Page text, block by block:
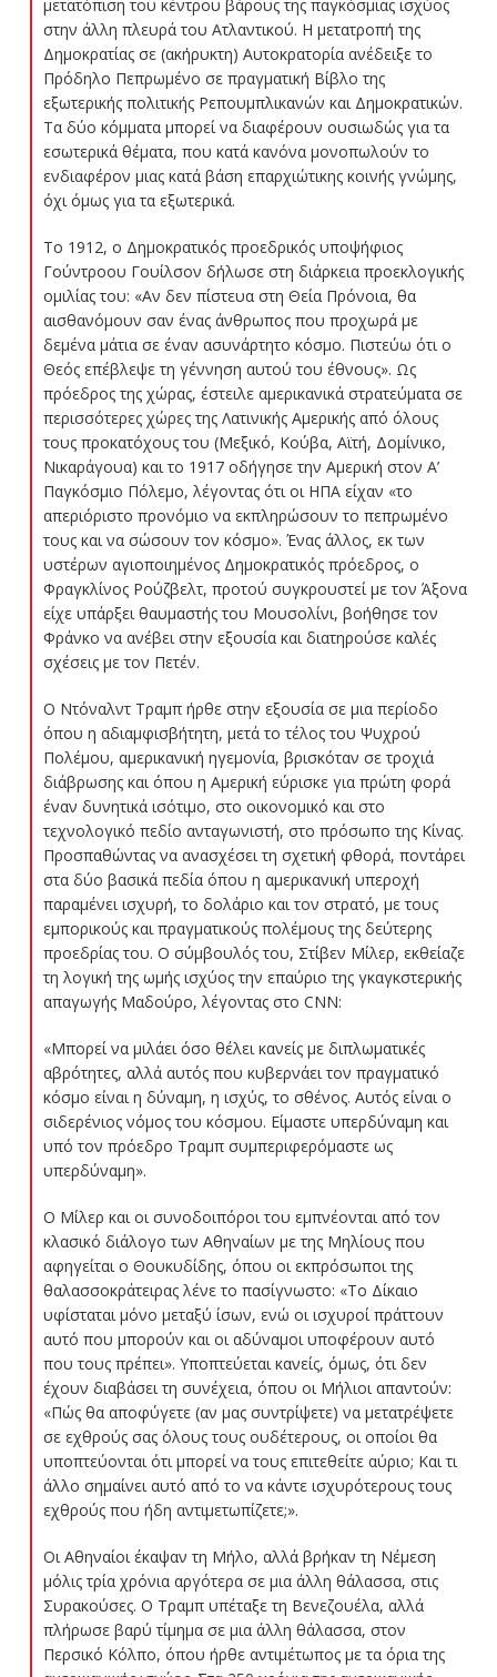
μετατόπιση του κέντρου βάρους της παγκόσμιας ισχύος
στην άλλη πλευρά του Ατλαντικού. Η μετατροπή της
Δημοκρατίας σε (ακήρυκτη) Αυτοκρατορία ανέδειξε το
Πρόδηλο Πεπρωμένο σε πραγματική Βίβλο της
εξωτερικής πολιτικής Ρεπουμπλικανών και Δημοκρατικών.
Τα δύο κόμματα μπορεί να διαφέρουν ουσιωδώς για τα
εσωτερικά θέματα, που κατά κανόνα μονοπωλούν το
ενδιαφέρον μιας κατά βάση επαρχιώτικης κοινής γνώμης,
όχι όμως για τα εξωτερικά.
Το 1912, ο Δημοκρατικός προεδρικός υποψήφιος
Γούντροου Γουίλσον δήλωσε στη διάρκεια προεκλογικής
ομιλίας του: «Αν δεν πίστευα στη Θεία Πρόνοια, θα
αισθανόμουν σαν ένας άνθρωπος που προχωρά με
δεμένα μάτια σε έναν ασυνάρτητο κόσμο. Πιστεύω ότι ο
Θεός επέβλεψε τη γέννηση αυτού του έθνους». Ως
πρόεδρος της χώρας, έστειλε αμερικανικά στρατεύματα σε
περισσότερες χώρες της Λατινικής Αμερικής από όλους
τους προκατόχους του (Μεξικό, Κούβα, Αϊτή, Δομίνικο,
Νικαράγουα) και το 1917 οδήγησε την Αμερική στον Α’
Παγκόσμιο Πόλεμο, λέγοντας ότι οι ΗΠΑ είχαν «το
απεριόριστο προνόμιο να εκπληρώσουν το πεπρωμένο
τους και να σώσουν τον κόσμο». Ένας άλλος, εκ των
υστέρων αγιοποιημένος Δημοκρατικός πρόεδρος, ο
Φραγκλίνος Ρούζβελτ, προτού συγκρουστεί με τον Άξονα
είχε υπάρξει θαυμαστής του Μουσολίνι, βοήθησε τον
Φράνκο να ανέβει στην εξουσία και διατηρούσε καλές
σχέσεις με τον Πετέν.
Ο Ντόναλντ Τραμπ ήρθε στην εξουσία σε μια περίοδο
όπου η αδιαμφισβήτητη, μετά το τέλος του Ψυχρού
Πολέμου, αμερικανική ηγεμονία, βρισκόταν σε τροχιά
διάβρωσης και όπου η Αμερική εύρισκε για πρώτη φορά
έναν δυνητικά ισότιμο, στο οικονομικό και στο
τεχνολογικό πεδίο ανταγωνιστή, στο πρόσωπο της Κίνας.
Προσπαθώντας να ανασχέσει τη σχετική φθορά, ποντάρει
στα δύο βασικά πεδία όπου η αμερικανική υπεροχή
παραμένει ισχυρή, το δολάριο και τον στρατό, με τους
εμπορικούς και πραγματικούς πολέμους της δεύτερης
προεδρίας του. Ο σύμβουλός του, Στίβεν Μίλερ, εκθείαζε
τη λογική της ωμής ισχύος την επαύριο της γκαγκστερικής
απαγωγής Μαδούρο, λέγοντας στο CNN:
«Μπορεί να μιλάει όσο θέλει κανείς με διπλωματικές
αβρότητες, αλλά αυτός που κυβερνάει τον πραγματικό
κόσμο είναι η δύναμη, η ισχύς, το σθένος. Αυτός είναι ο
σιδερένιος νόμος του κόσμου. Είμαστε υπερδύναμη και
υπό τον πρόεδρο Τραμπ συμπεριφερόμαστε ως
υπερδύναμη».
Ο Μίλερ και οι συνοδοιπόροι του εμπνέονται από τον
κλασικό διάλογο των Αθηναίων με της Μηλίους που
αφηγείται ο Θουκυδίδης, όπου οι εκπρόσωποι της
θαλασσοκράτειρας λένε το πασίγνωστο: «Το Δίκαιο
υφίσταται μόνο μεταξύ ίσων, ενώ οι ισχυροί πράττουν
αυτό που μπορούν και οι αδύναμοι υποφέρουν αυτό
που τους πρέπει». Υποπτεύεται κανείς, όμως, ότι δεν
έχουν διαβάσει τη συνέχεια, όπου οι Μήλιοι απαντούν:
«Πώς θα αποφύγετε (αν μας συντρίψετε) να μετατρέψετε
σε εχθρούς σας όλους τους ουδέτερους, οι οποίοι θα
υποπτεύονται ότι μπορεί να τους επιτεθείτε αύριο; Και τι
άλλο σημαίνει αυτό από το να κάντε ισχυρότερους τους
εχθρούς που ήδη αντιμετωπίζετε;».
Οι Αθηναίοι έκαψαν τη Μήλο, αλλά βρήκαν τη Νέμεση
μόλις τρία χρόνια αργότερα σε μια άλλη θάλασσα, στις
Συρακούσες. Ο Τραμπ υπέταξε τη Βενεζουέλα, αλλά
πλήρωσε βαρύ τίμημα σε μια άλλη θάλασσα, στον
Περσικό Κόλπο, όπου ήρθε αντιμέτωπος με τα όρια της